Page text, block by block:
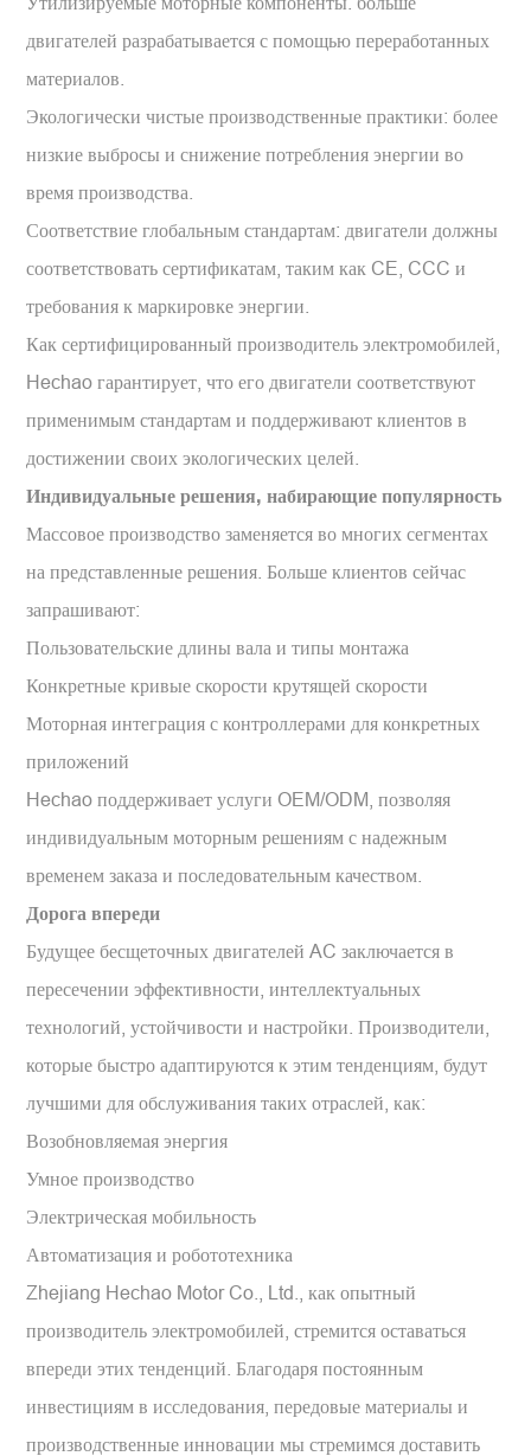
двигателей разрабатывается с помощью переработанных
материалов.
Экологически чистые производственные практики: более
низкие выбросы и снижение потребления энергии во
время производства.
Соответствие глобальным стандартам: двигатели должны
соответствовать сертификатам, таким как CE, CCC и
требования к маркировке энергии.
Как сертифицированный производитель электромобилей,
Hechao гарантирует, что его двигатели соответствуют
применимым стандартам и поддерживают клиентов в
достижении своих экологических целей.
Индивидуальные решения, набирающие популярность
Массовое производство заменяется во многих сегментах
на представленные решения. Больше клиентов сейчас
запрашивают:
Пользовательские длины вала и типы монтажа
Конкретные кривые скорости крутящей скорости
Моторная интеграция с контроллерами для конкретных
приложений
Hechao поддерживает услуги OEM/ODM, позволяя
индивидуальным моторным решениям с надежным
временем заказа и последовательным качеством.
Дорога впереди
Будущее бесщеточных двигателей AC заключается в
пересечении эффективности, интеллектуальных
технологий, устойчивости и настройки. Производители,
которые быстро адаптируются к этим тенденциям, будут
лучшими для обслуживания таких отраслей, как:
Возобновляемая энергия
Умное производство
Электрическая мобильность
Автоматизация и робототехника
Zhejiang Hechao Motor Co., Ltd., как опытный
производитель электромобилей, стремится оставаться
впереди этих тенденций. Благодаря постоянным
инвестициям в исследования, передовые материалы и
производственные инновации мы стремимся доставить